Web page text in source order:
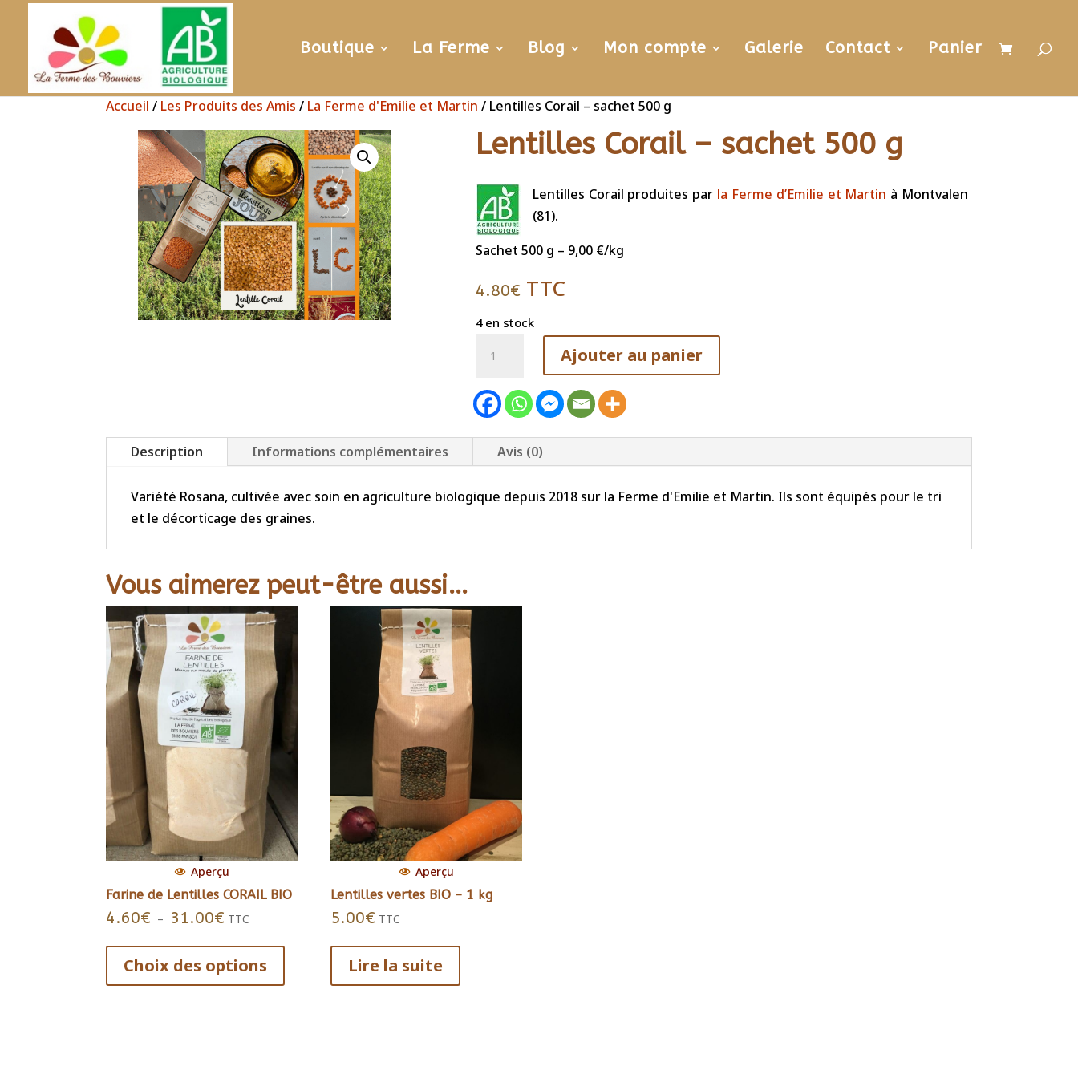
Boutique La Ferme Blog Mon compte Galerie Contact Panier
Accueil / Les Produits des Amis / La Ferme d'Emilie et Martin / Lentilles Corail – sachet 500 g
Lentilles Corail – sachet 500 g
Lentilles Corail produites par la Ferme d’Emilie et Martin à Montvalen
(81).
Sachet 500 g – 9,00 €/kg
4.80€ TTC
4 en stock
Lentilles
Corail
sachet
g
Ajouter au panier
Description Informations complémentaires Avis (0)
Variété Rosana, cultivée avec soin en agriculture biologique depuis 2018 sur la Ferme d'Emilie et Martin. Ils sont équipés pour le tri
et le décorticage des graines.
Vous aimerez peut-être aussi…
Aperçu
Farine de Lentilles CORAIL BIO
4.60€ – 31.00€ Plage
prix :
TTC
Choix des options
a
Aperçu
Lentilles vertes BIO – 1 kg
5.00€ TTC
Lire la suite